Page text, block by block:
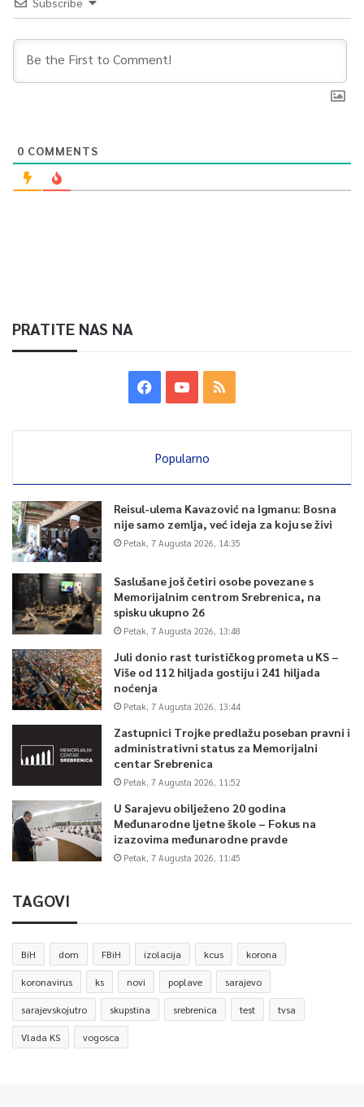
0 COMMENTS
PRATITE NAS NA
Popularno
Reisul-ulema Kavazović na Igmanu: Bosna
nije samo zemlja, već ideja za koju se živi
Petak, 7 Augusta 2026, 14:35
Saslušane još četiri osobe povezane s
Memorijalnim centrom Srebrenica, na
spisku ukupno 26
Petak, 7 Augusta 2026, 13:48
Juli donio rast turističkog prometa u KS –
Više od 112 hiljada gostiju i 241 hiljada
noćenja
Petak, 7 Augusta 2026, 13:44
Zastupnici Trojke predlažu poseban pravni i
administrativni status za Memorijalni
centar Srebrenica
Petak, 7 Augusta 2026, 11:52
U Sarajevu obilježeno 20 godina
Međunarodne ljetne škole – Fokus na
izazovima međunarodne pravde
Petak, 7 Augusta 2026, 11:45
TAGOVI
BiH dom FBiH izolacija kcus korona
koronavirus ks novi poplave sarajevo
sarajevskojutro skupstina srebrenica test tvsa
Vlada KS vogosca